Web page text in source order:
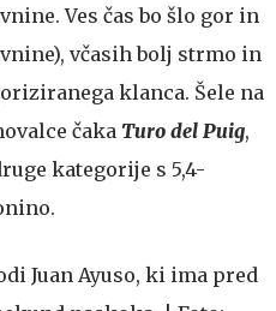
Ves čas bo šlo gor in
včasih bolj strmo in
klanca. Šele na
čaka Turo del Puig,
kategorije s 5,4-